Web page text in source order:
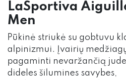
LaSportiva
Men
Pūkinė striukė su gobtuvu
alpinizmui. Įvairių
pagaminti nevaržančią
dideles šilumines savybes,